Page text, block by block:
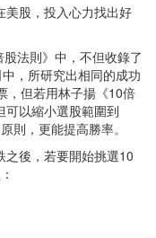
美股，投入心力找出好
法則》中，不但收錄了
，所研究出相同的成功
，但若用林子揚《10倍
可以縮小選股範圍到
則，更能提高勝率。
之後，若要開始挑選10